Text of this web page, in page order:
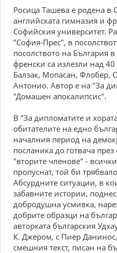
Росица Ташева е родена в
английската гимназия и
Софийския университет.
"София-Прес", в
посолството на България
френски са излезли над 40
Балзак, Мопасан, Флобер,
Антонио. Автор е на "За
"Домашен апокалипсис".
В "За дипломатите и
обитателите на едно
началния период на
посланика до готвача
"вторите членове" -
пропуснат, той би
Абсурдните ситуации, в
забавните истории,
добродушна усмивка,
добрите образци на
авторката българския
К. Джером, с Пиер
смешния текст, писан на